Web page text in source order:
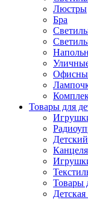
Люстры
Бра
Товары для
Товары
Детская